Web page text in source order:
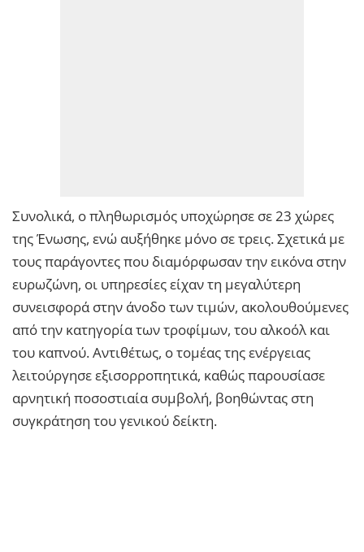
Συνολικά, ο πληθωρισμός υποχώρησε σε 23 χώρες
της Ένωσης, ενώ αυξήθηκε μόνο σε τρεις. Σχετικά με
τους παράγοντες που διαμόρφωσαν την εικόνα στην
ευρωζώνη, οι υπηρεσίες είχαν τη μεγαλύτερη
συνεισφορά στην άνοδο των τιμών, ακολουθούμενες
από την κατηγορία των τροφίμων, του αλκοόλ και
του καπνού. Αντιθέτως, ο τομέας της ενέργειας
λειτούργησε εξισορροπητικά, καθώς παρουσίασε
αρνητική ποσοστιαία συμβολή, βοηθώντας στη
συγκράτηση του γενικού δείκτη.